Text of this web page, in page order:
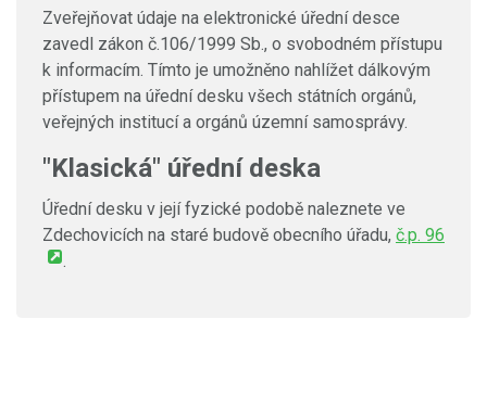
Zveřejňovat údaje na elektronické úřední desce
zavedl zákon č.106/1999 Sb., o svobodném přístupu
k informacím. Tímto je umožněno nahlížet dálkovým
přístupem na úřední desku všech státních orgánů,
veřejných institucí a orgánů územní samosprávy.
"Klasická" úřední deska
Úřední desku v její fyzické podobě naleznete ve
Zdechovicích na staré budově obecního úřadu, č.p. 96
.